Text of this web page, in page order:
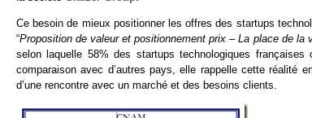
Ce besoin de mieux positionner les offres des startups
“Proposition de valeur et positionnement prix – La place de
selon laquelle 58% des startups technologiques
comparaison avec d’autres pays, elle rappelle cette réalité
d’une rencontre avec un marché et des besoins clients.